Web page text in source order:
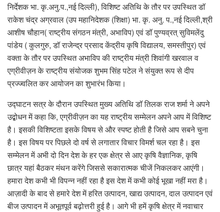
निर्देशक भा. कृ.अनु.प.,नई दिल्ली), विशिष्ट अतिथि के तौर पर उपस्थित डॉ
राकेश चंद्र अग्रवाल (उप महानिदेशक (शिक्षा) भा. कृ. अनु. प.,नई दिल्ली,श्री
आशीष चौहान( राष्ट्रीय संगठन मंत्री, अभाविप) एवं डॉ पुण्यव्रत् सुविमलेंदु
पांडेय ( कुलगुरु, डॉ राजेन्द्र प्रसाद केंद्रीय कृषि विद्यालय, समस्तीपुर) एवं
वक्ता के तौर पर उपस्थित अभाविप की राष्ट्रीय मंत्री शिवांगी खरवाल व
एग्रीवीज़न के राष्ट्रीय संयोजक शुभम सिंह पटेल ने संयुक्त रूप से दीप
प्रज्ज्वलित कर आयोजन का शुभारंभ किया।
उद्घाटन सत्र के दौरान उपस्थित मुख्य अतिथि डॉ तिलक राज शर्मा ने अपने
उद्बोधन में कहा कि, एग्रीवीज़न का यह राष्ट्रीय सम्मेलन अपने आप में विशिष्ट
है। इसकी विशिष्टता इसके विषय से और स्पष्ट होती है जिसे आप सबने चुना
है। इस विषय पर पिछले दो वर्ष से लगातार विचार विमर्श चल रहा है। इस
सम्मेलन में अभी दो दिन देश के हर एक क्षेत्र से आए कृषि वैज्ञानिक, कृषि
छात्र यहां बैठकर मंथन करेंगे जिससे सकारात्मक चीजें निकलकर आएंगी।
हमारा देश कभी भी विपन्न नहीं रहा है इस देश में कभी कोई भूखा नहीं मरा है।
आज़ादी के बाद से हमारे देश में हरित उत्पादन, खाद्य उत्पादन, दाल उत्पादन एवं
बीज उत्पादन में अभूतपूर्व बढ़ोत्तरी हुई है। आगे भी हमें कृषि क्षेत्र में नवाचार